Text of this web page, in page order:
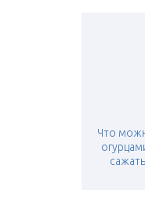
Что